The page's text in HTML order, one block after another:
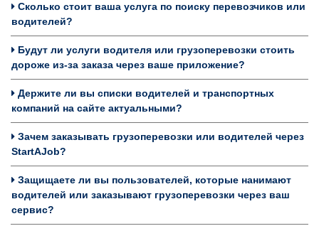
Сколько стоит ваша услуга по поиску перевозчиков или
водителей?
Будут ли услуги водителя или грузоперевозки стоить
дороже из-за заказа через ваше приложение?
Держите ли вы списки водителей и транспортных
компаний на сайте актуальными?
Зачем заказывать грузоперевозки или водителей через
StartAJob?
Защищаете ли вы пользователей, которые нанимают
водителей или заказывают грузоперевозки через ваш
сервис?